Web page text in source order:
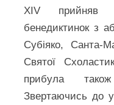
XIV прийняв
бенедиктинок з
Субіяко, Санта-
Святої
прибула
Звертаючись до